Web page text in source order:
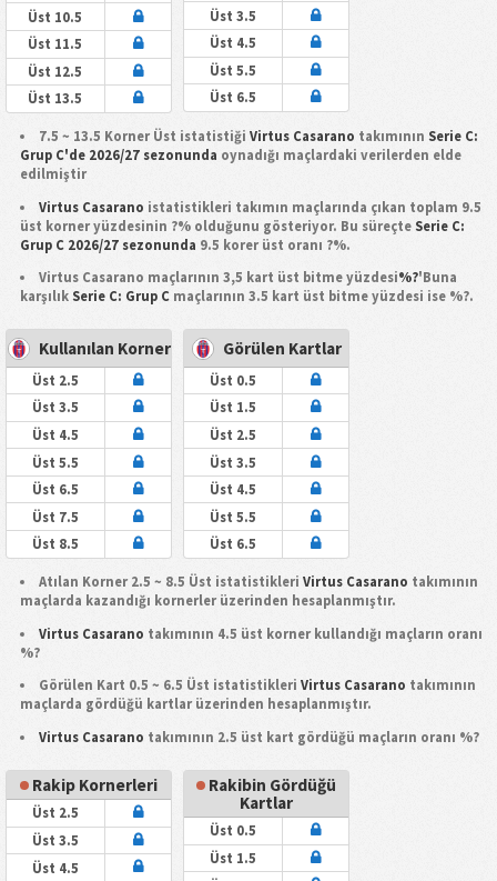
Üst 10.5
Üst 11.5
Üst 12.5
Üst 13.5
Üst 3.5
Üst 4.5
Üst 5.5
Üst 6.5
7.5 ~ 13.5 Korner Üst istatistiğiVirtus Casarano takımının Serie C:
Grup C'de 2026/27 sezonunda oynadığı maçlardaki verilerden elde
edilmiştir
Virtus Casarano istatistikleri takımın maçlarında çıkan toplam 9.5
üst korner yüzdesinin ?% olduğunu gösteriyor. Bu süreçte Serie C:
Grup C 2026/27 sezonunda 9.5 korer üst oranı ?%.
Virtus Casarano maçlarının 3,5 kart üst bitme yüzdesi%?'Buna
karşılık Serie C: Grup Cmaçlarının 3.5 kart üst bitme yüzdesi ise %?.
Kullanılan Korner
Üst 2.5
Üst 3.5
Üst 4.5
Üst 5.5
Üst 6.5
Üst 7.5
Üst 8.5
Görülen Kartlar
Üst 0.5
Üst 1.5
Üst 2.5
Üst 3.5
Üst 4.5
Üst 5.5
Üst 6.5
Atılan Korner 2.5 ~ 8.5 Üst istatistikleriVirtus Casarano takımının
maçlarda kazandığı kornerler üzerinden hesaplanmıştır.
Virtus Casarano takımının 4.5 üst korner kullandığı maçların oranı
%?
Görülen Kart 0.5 ~ 6.5 Üst istatistikleriVirtus Casarano takımının
maçlarda gördüğü kartlar üzerinden hesaplanmıştır.
Virtus Casarano takımının 2.5 üst kart gördüğü maçların oranı %?
Rakip Kornerleri
Üst 2.5
Üst 3.5
Üst 4.5
Rakibin Gördüğü
Kartlar
Üst 0.5
Üst 1.5